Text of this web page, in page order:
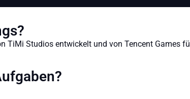
TiMi Studios entwickelt und von Tencent Games